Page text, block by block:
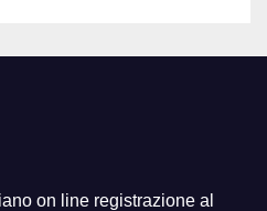
on line registrazione al